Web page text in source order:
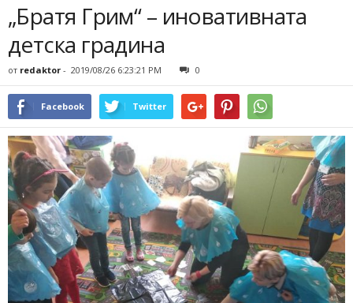
„Братя Грим“ – иновативната
детска градина
от redaktor - 2019/08/26 6:23:21 PM 0
Facebook Twitter